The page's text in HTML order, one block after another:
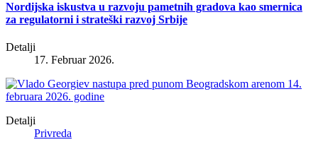
Nordijska iskustva u razvoju pametnih gradova kao smernica
za regulatorni i strateški razvoj Srbije
Detalji
17. Februar 2026.
Detalji
Privreda